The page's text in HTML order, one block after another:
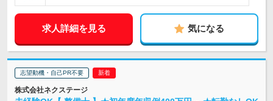
求人詳細を見る 気になる
志望動機・自己PR不要
株式会社ネクステージ